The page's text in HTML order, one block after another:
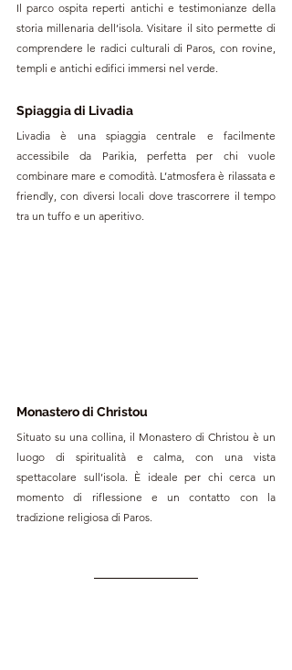
Il parco ospita reperti antichi e testimonianze della
storia millenaria dell’isola. Visitare il sito permette di
comprendere le radici culturali di Paros, con rovine,
templi e antichi edifici immersi nel verde.
Spiaggia di Livadia
Livadia è una spiaggia centrale e facilmente
accessibile da Parikia, perfetta per chi vuole
combinare mare e comodità. L’atmosfera è rilassata e
friendly, con diversi locali dove trascorrere il tempo
tra un tuffo e un aperitivo.
Monastero di Christou
Situato su una collina, il Monastero di Christou è un
luogo di spiritualità e calma, con una vista
spettacolare sull’isola. È ideale per chi cerca un
momento di riflessione e un contatto con la
tradizione religiosa di Paros.